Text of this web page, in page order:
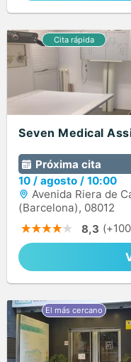
Seven Medical
Próxima cita
10 / agosto / 10:00
Avenida Riera de
(Barcelona), 08012
8,3